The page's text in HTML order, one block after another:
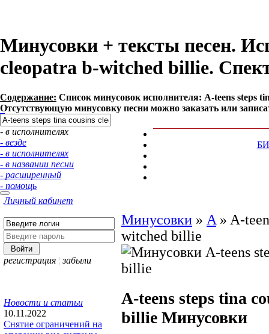
Минусовки + тексты песен.
cleopatra b-witched billie.
Содержание: Список минусовок исполнителя: A-teens steps
Отсутствующую минусовку песни можно заказать или
- в исполнителях
- везде
- в исполнителях
- в названии песни
- расширенный
- помощь
Личный кабинет
регистрация ¦ забыли
Новости и статьи
10.11.2022
Снятие ограничений на
Минусовки » A » A-
witched billie
A-teens steps tina
billie Минусовки